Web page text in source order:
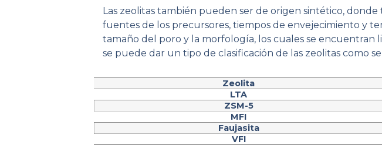
Las zeolitas también pueden ser de origen sintético,
fuentes de los precursores, tiempos de envejecimiento y
tamaño del poro y la morfología, los cuales se encuentran
se puede dar un tipo de clasificación de las zeolitas como se
Zeolita
LTA
ZSM-5
MFI
Faujasita
VFI